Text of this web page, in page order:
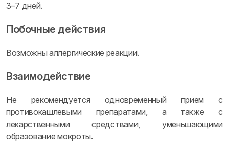
3–7 дней.
Побочные действия
Возможны аллергические реакции.
Взаимодействие
Не рекомендуется одновременный прием с
противокашлевыми препаратами, а также с
лекарственными средствами, уменьшающими
образование мокроты.